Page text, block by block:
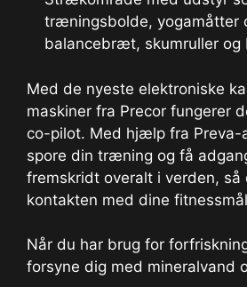
træningsbolde, yogamåtter
balancebræt, skumruller og
Med de nyeste elektroniske
maskiner fra Precor fungerer
co-pilot. Med hjælp fra Preva-
spore din træning og få
fremskridt overalt i verden, så
kontakten med dine
Når du har brug for
forsyne dig med mineralvand